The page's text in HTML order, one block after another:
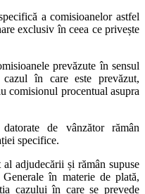
a comisioanelor astfel
exclusiv în ceea ce privește
prevăzute în sensul
în care este prevăzut,
comisionul procentual asupra
de vânzător rămân
specifice.
adjudecării și rămân supuse
în materie de plată,
cazului în care se prevede